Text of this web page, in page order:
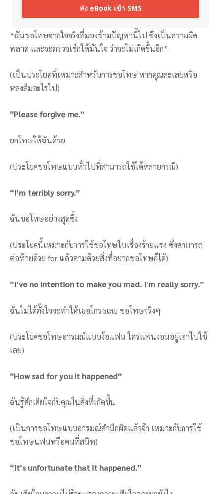
ส่ง eBook เข้า SMS
“ฉันขอโทษจากใจจริงที่มองข้ามปัญหานี้ไป ซึ่งเป็นความผิด
พลาด และจะตรวจเช็กให้มั่นใจ ว่าจะไม่เกิดขึ้นอีก”
(เป็นประโยคที่เหมาะสำหรับการขอโทษ หากคุณละเลยหรือ
หลงลืมอะไรไป)
“Please forgive me.”
ยกโทษให้ฉันด้วย
(ประโยคขอโทษแบบทั่วไปที่สามารถใช้ได้หลายกรณี)
“I’m terribly sorry.”
ฉันขอโทษอย่างสุดซึ้ง
(ประโยคนี้เหมาะกับการใช้ขอโทษในเรื่องร้ายแรง ซึ่งสามารถ
ต่อท้ายด้วย for แล้วตามด้วยสิ่งที่อยากขอโทษก็ได้)
“I’ve no intention to make you mad. I’m really sorry.”
ฉันไม่ได้ตั้งใจจะทำให้เธอโกรธเลย ขอโทษจริงๆ
(ประโยคขอโทษอารมณ์แบบง้อแฟน ใครแฟนงอนอยู่เอาไปใช้
เลย)
“How sad for you it happened”
ฉันรู้สึกเสียใจกับคุณในสิ่งที่เกิดขึ้น
(เป็นการขอโทษแบบอารมณ์สำนึกผิดแล้วจ้า เหมาะกับการใช้
ขอโทษแฟนหรือคนที่สนิท)
“It’s unfortunate that it happened.”